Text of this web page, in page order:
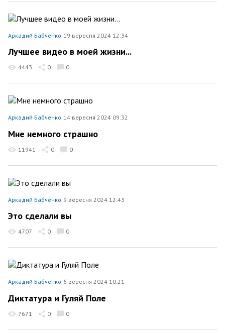
Аркадий Бабченко 19 вересня 2024 12:34
Лучшее видео в моей жизни...
4443 0 0
Аркадий Бабченко 14 вересня 2024 09:32
Мне немного страшно
11941 0 0
Аркадий Бабченко 9 вересня 2024 12:43
Это сделали вы
4707 0 0
Аркадий Бабченко 6 вересня 2024 10:21
Диктатура и Гуляй Поле
7671 0 0